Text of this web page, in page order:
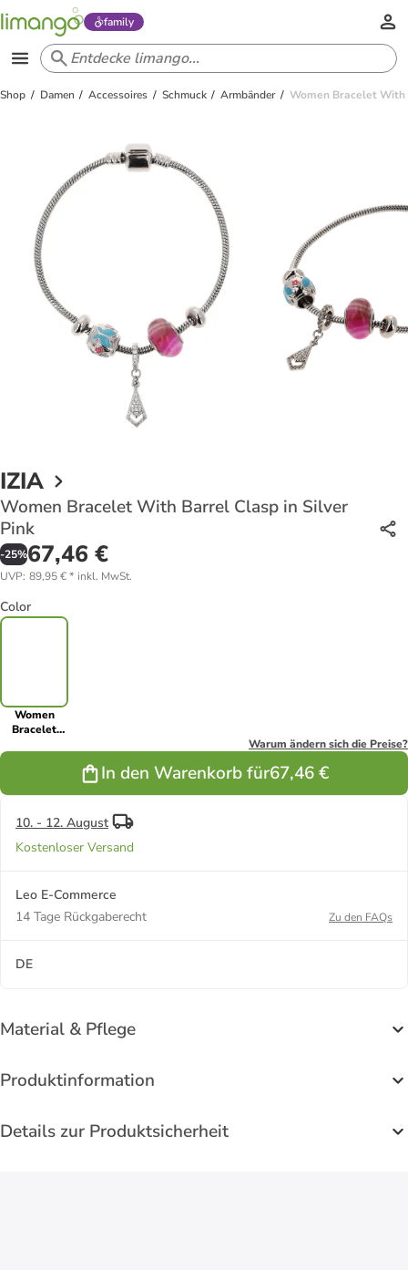
family
Shop Damen Accessoires Schmuck Armbänder Women Bracelet With
IZIA
Women Bracelet With Barrel Clasp in Silver
Pink
-25%67,46 €
UVP: 89,95 €* inkl. MwSt.
Color
Women
Bracelet
Warum ändern sich die Preise?
In den Warenkorb für67,46 €
10. - 12. August
Kostenloser Versand
Leo E-Commerce
14 Tage Rückgaberecht
Zu den FAQs
DE
Material & Pflege
Produktinformation
Details zur Produktsicherheit